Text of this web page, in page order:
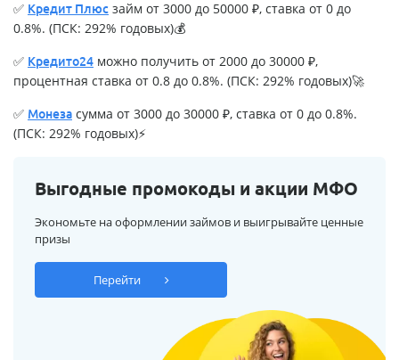
✅ Кредит Плюс займ от 3000 до 50000 ₽, ставка от 0 до
0.8%. (ПСК: 292% годовых)💰
✅ Кредито24 можно получить от 2000 до 30000 ₽,
процентная ставка от 0.8 до 0.8%. (ПСК: 292% годовых)🚀
✅ Монеза сумма от 3000 до 30000 ₽, ставка от 0 до 0.8%.
(ПСК: 292% годовых)⚡
Выгодные промокоды и акции МФО
Экономьте на оформлении займов и выигрывайте ценные
призы
Перейти